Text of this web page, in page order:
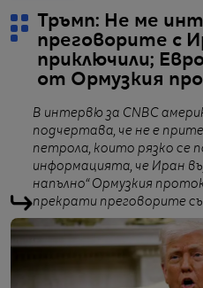
Тръмп: Не ме
преговорите с
приключили;
от Ормузкия
В интервю за CNBC
подчертава, че не е
петрола, които рязко се
информацията, че Иран
напълно“ Ормузкия
прекрати преговорите